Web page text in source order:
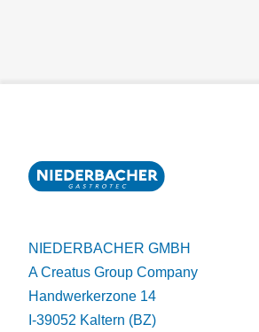
NIEDERBACHER GMBH
A Creatus Group Company
Handwerkerzone 14
I-39052 Kaltern (BZ)